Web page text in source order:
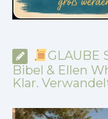
GLAUBE
Bibel & Ellen
Klar.